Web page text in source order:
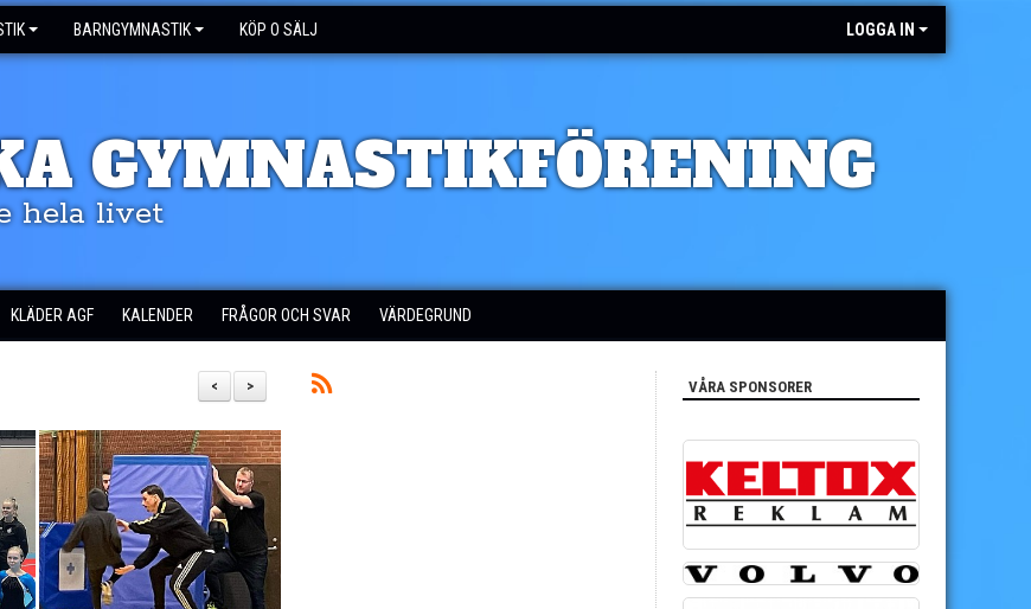
BARNGYMNASTIK KÖP O SÄLJ LOGGA IN
GYMNASTIKFÖRENING
hela livet
KLÄDER AGF KALENDER FRÅGOR OCH SVAR VÄRDEGRUND
>
< VÅRA SPONSORER